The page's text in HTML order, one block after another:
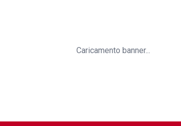
Caricamento banner...